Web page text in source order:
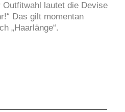
lautet die Devise
Das gilt momentan
„Haarlänge“.